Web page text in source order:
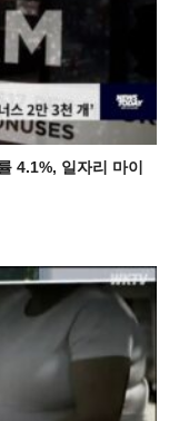
4.1%, 일자리 마이